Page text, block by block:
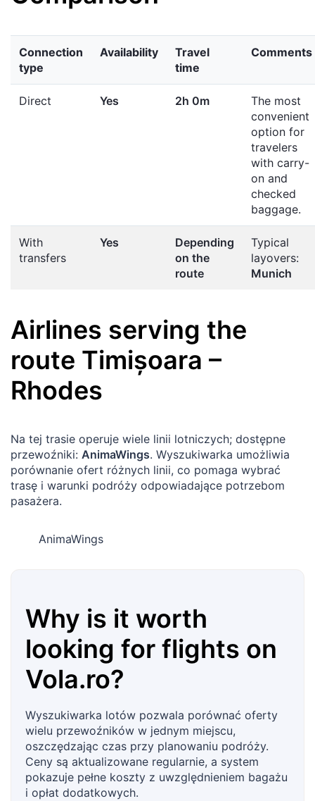
Connection
type
Availability
Travel
time
Comments
Direct Yes 2h 0m
The most
convenient
option for
travelers
with carry-
on and
checked
baggage.
With
transfers
Yes
Depending
on the
route
Typical
layovers:
Munich
Airlines serving the
route Timișoara –
Rhodes
Na tej trasie operuje wiele linii lotniczych; dostępne
przewoźniki: AnimaWings. Wyszukiwarka umożliwia
porównanie ofert różnych linii, co pomaga wybrać
trasę i warunki podróży odpowiadające potrzebom
pasażera.
AnimaWings
Why is it worth
looking for flights on
Vola.ro?
Wyszukiwarka lotów pozwala porównać oferty
wielu przewoźników w jednym miejscu,
oszczędzając czas przy planowaniu podróży.
Ceny są aktualizowane regularnie, a system
pokazuje pełne koszty z uwzględnieniem bagażu
i opłat dodatkowych.